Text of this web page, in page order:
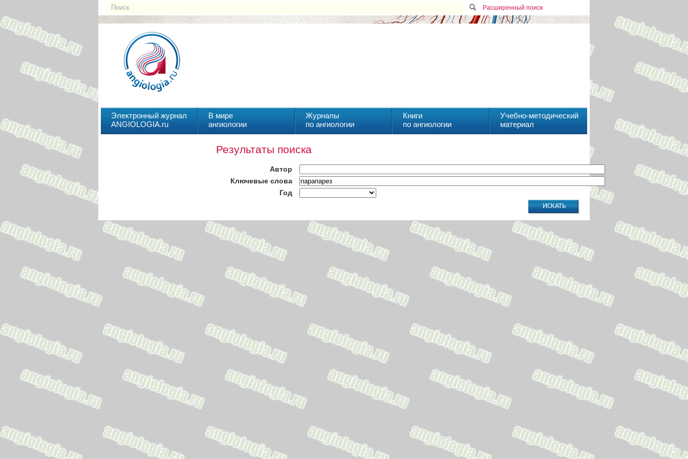
Расширенный поиск
Электронный журнал
ANGIOLOGIA.ru
В мире
ангиологии
Журналы
по ангиологии
Книги
по ангиологии
Учебно-методический
материал
Результаты поиска
Автор
Ключевые слова
Год